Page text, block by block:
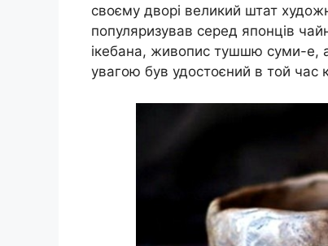
своєму дворі великий штат
популяризував серед японців
ікебана, живопис тушшю суми-е,
увагою був удостоєний в той час